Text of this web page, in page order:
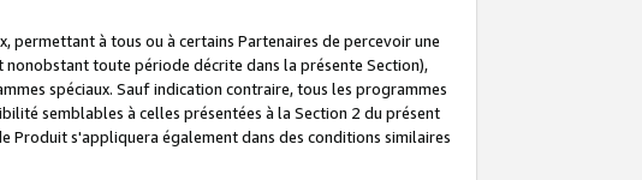
permettant à tous ou à certains Partenaires de percevoir une
toute période décrite dans la présente Section),
spéciaux. Sauf indication contraire, tous les programmes
semblables à celles présentées à la Section 2 du présent
Produit s'appliquera également dans des conditions similaires